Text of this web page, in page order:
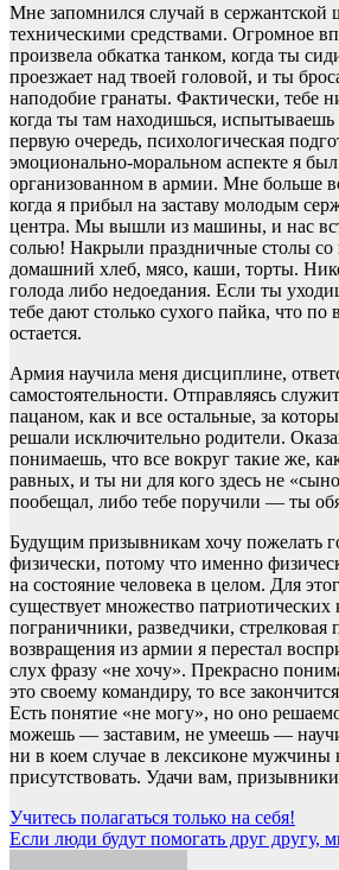
Мне запомнился случай в сержантской
техническими средствами. Огромное
произвела обкатка танком, когда ты
проезжает над твоей головой, и ты
наподобие гранаты. Фактически, тебе
когда ты там находишься,
первую очередь, психологическая
эмоционально-моральном аспекте я
организованном в армии. Мне больше
когда я прибыл на заставу молодым
центра. Мы вышли из машины, и нас
солью! Накрыли праздничные столы со
домашний хлеб, мясо, каши, торты.
голода либо недоедания. Если ты
тебе дают столько сухого пайка, что
остается.
Армия научила меня дисциплине,
самостоятельности. Отправляясь
пацаном, как и все остальные, за
решали исключительно родители.
понимаешь, что все вокруг такие же,
равных, и ты ни для кого здесь не
пообещал, либо тебе поручили — ты
Будущим призывникам хочу пожелать
физически, потому что именно
на состояние человека в целом. Для
существует множество
пограничники, разведчики, стрелковая
возвращения из армии я перестал
слух фразу «не хочу». Прекрасно
это своему командиру, то все
Есть понятие «не могу», но оно
можешь — заставим, не умеешь —
ни в коем случае в лексиконе мужчины
присутствовать. Удачи вам,
Навигация
по
Учитесь полагаться только на себя!
Если люди будут помогать друг другу,